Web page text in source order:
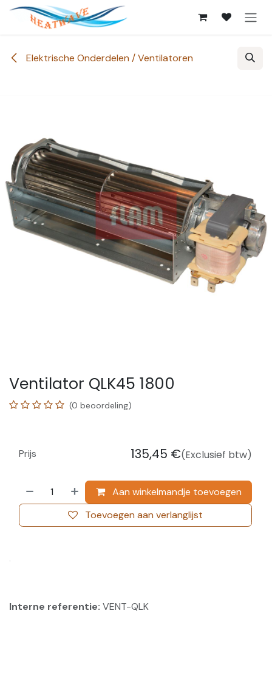
Overslaan naar inhoud
Elektrische Onderdelen / Ventilatoren
Ventilator QLK45 1800
(0 beoordeling)
Aan winkelmandje toevoegen
Toevoegen aan verlanglijst
Prijs 135,45 €(Exclusief btw)
.
Interne referentie: VENT-QLK